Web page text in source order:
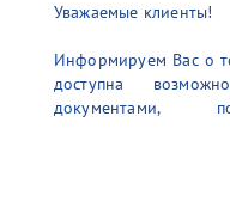
Уважаемые клиенты!
Информируем Вас о
доступна
документами,